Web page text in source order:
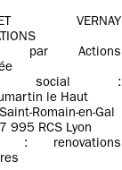
VERNAY
par Actions
social :
le Haut
Romain-en-Gal
995 RCS Lyon
: renovations